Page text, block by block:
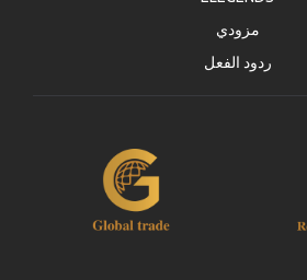
مزودي
ردود الفعل